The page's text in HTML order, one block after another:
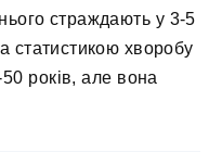
страждають у 3-5
статистикою хворобу
років, але вона